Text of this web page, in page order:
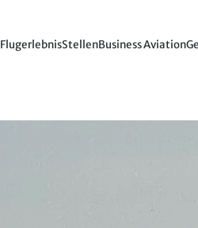
FlugerlebnisStellenBusiness Aviation